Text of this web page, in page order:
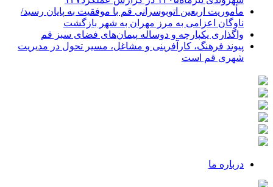
مأموریت اربعین اتوبوسرانی قم با موفقیت به پایان رسید/
ناوگان اعزامی به مرز مهران به شهر بازگشت
واگذاری یکپارچه و دوساله پیمان‌های فضای سبز قم
پیوند فرهنگ، کارآفرینی و مشاغل، مسیر تحول در مدیریت
شهری قم است
درباره ما